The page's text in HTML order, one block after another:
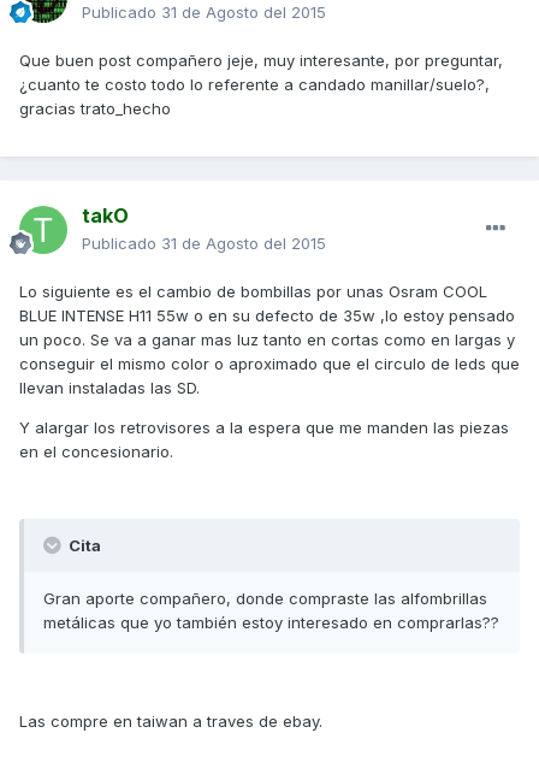
Publicado 31 de Agosto del 2015
Que buen post compañero jeje, muy interesante, por preguntar,
¿cuanto te costo todo lo referente a candado manillar/suelo?,
gracias trato_hecho
takO
Publicado 31 de Agosto del 2015
Lo siguiente es el cambio de bombillas por unas Osram COOL
BLUE INTENSE H11 55w o en su defecto de 35w ,lo estoy pensado
un poco. Se va a ganar mas luz tanto en cortas como en largas y
conseguir el mismo color o aproximado que el circulo de leds que
llevan instaladas las SD.
Y alargar los retrovisores a la espera que me manden las piezas
en el concesionario.
Cita
Gran aporte compañero, donde compraste las alfombrillas
metálicas que yo también estoy interesado en comprarlas??
Las compre en taiwan a traves de ebay.